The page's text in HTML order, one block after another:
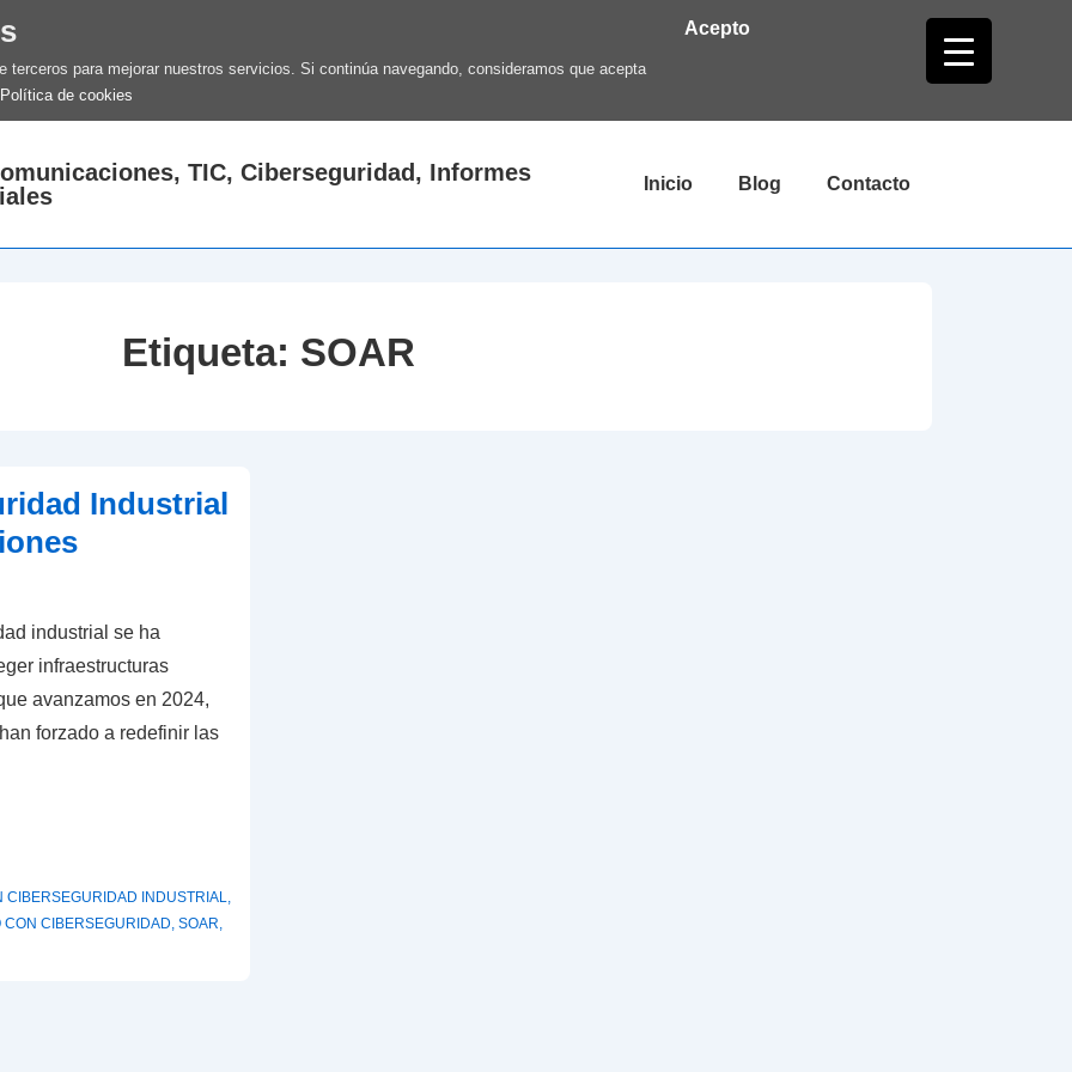
terceros para mejorar nuestros servicios. Si continúa navegando, consideramos que acepta
Política de cookies
Acepto
TIC, Ciberseguridad, Informes
Navegación
Inicio Blog Contacto
Etiqueta: SOAR
Industrial
industrial se ha
infraestructuras
avanzamos en 2024,
forzado a redefinir las
CIBERSEGURIDAD INDUSTRIAL
CON CIBERSEGURIDAD SOAR